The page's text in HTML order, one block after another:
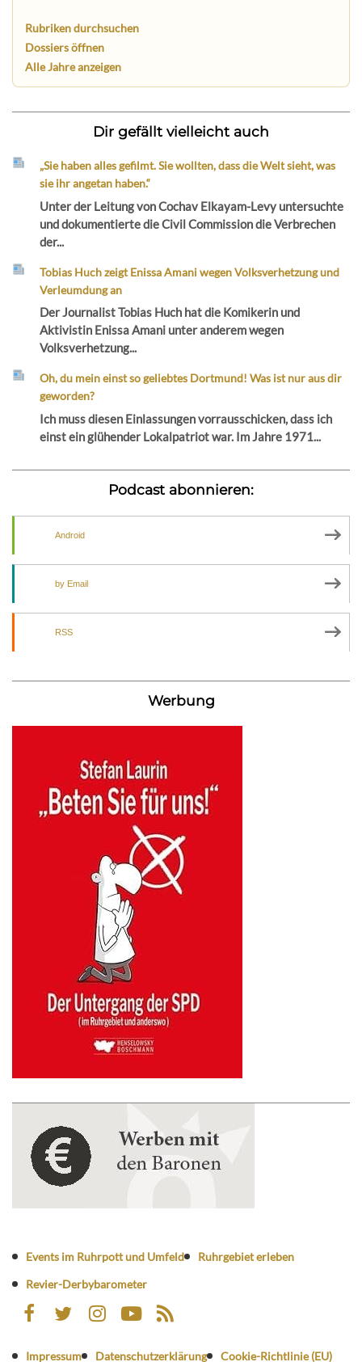
Rubriken durchsuchen
Dossiers öffnen
Alle Jahre anzeigen
Dir gefällt vielleicht auch
„Sie haben alles gefilmt. Sie wollten, dass die Welt sieht, was
sie ihr angetan haben.“
Unter der Leitung von Cochav Elkayam-Levy untersuchte
und dokumentierte die Civil Commission die Verbrechen
der...
Tobias Huch zeigt Enissa Amani wegen Volksverhetzung und
Verleumdung an
Der Journalist Tobias Huch hat die Komikerin und
Aktivistin Enissa Amani unter anderem wegen
Volksverhetzung...
Oh, du mein einst so geliebtes Dortmund! Was ist nur aus dir
geworden?
Ich muss diesen Einlassungen vorrausschicken, dass ich
einst ein glühender Lokalpatriot war. Im Jahre 1971...
Podcast abonnieren:
Android
by Email
RSS
Werbung
Events im Ruhrpott und Umfeld
Ruhrgebiet erleben
Revier-Derbybarometer
Impressum Datenschutzerklärung Cookie-Richtlinie (EU)